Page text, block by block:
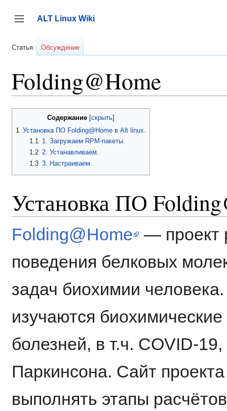
содержанию
Переключить боковую панель
ALT Linux Wiki
Статья Обсуждение
Folding@Home
Содержание
1 Установка ПО Folding@Home в Alt linux.
1.1
1. Загружаем RPM-пакеты.
1.2 2. Устанавливаем.
1.3 3. Настраиваем.
Установка ПО
Folding@Home
— проект
поведения белковых
задач биохимии
изучаются
болезней, в т.ч. COVID-
Паркинсона. Сайт
выполнять этапы